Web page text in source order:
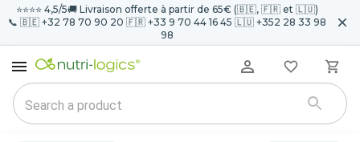
⭐️⭐️⭐️⭐️ 4,5/5🚚 Livraison offerte à partir de 65€ (🇧🇪, 🇫🇷 et 🇱🇺)
📞 🇧🇪 +32 78 70 90 20 🇫🇷 +33 9 70 44 16 45 🇱🇺 +352 28 33 98
98